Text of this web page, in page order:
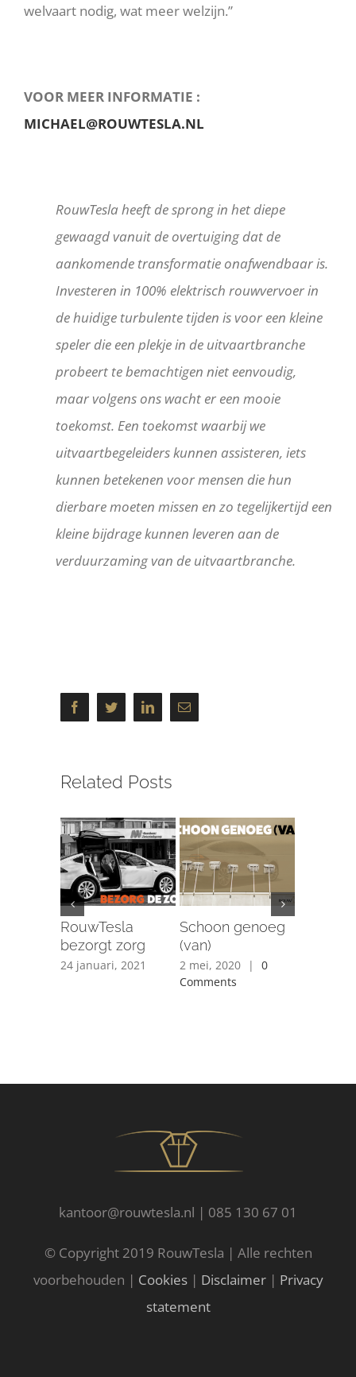
welvaart nodig, wat meer welzijn.”
VOOR MEER INFORMATIE :
MICHAEL@ROUWTESLA.NL
RouwTesla heeft de sprong in het diepe
gewaagd vanuit de overtuiging dat de
aankomende transformatie onafwendbaar is.
Investeren in 100% elektrisch rouwvervoer in
de huidige turbulente tijden is voor een kleine
speler die een plekje in de uitvaartbranche
probeert te bemachtigen niet eenvoudig,
maar volgens ons wacht er een mooie
toekomst. Een toekomst waarbij we
uitvaartbegeleiders kunnen assisteren, iets
kunnen betekenen voor mensen die hun
dierbare moeten missen en zo tegelijkertijd een
kleine bijdrage kunnen leveren aan de
verduurzaming van de uitvaartbranche.
FacebookTwitterLinkedInEmail
Related Posts
RouwTesla
bezorgt zorg
24 januari, 2021
Schoon genoeg
(van)
2 mei, 2020 |
0
Comments
kantoor@rouwtesla.nl | 085 130 67 01
© Copyright 2019 RouwTesla | Alle rechten
voorbehouden | Cookies| Disclaimer| Privacy
statement